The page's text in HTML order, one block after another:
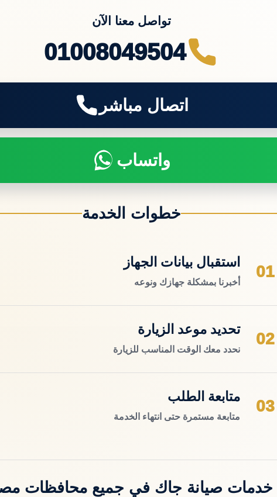
تواصل معنا الآن
01008049504
اتصال مباشر
واتساب
خطوات الخدمة
01
استقبال بيانات الجهاز
أخبرنا بمشكلة جهازك ونوعه
02
تحديد موعد الزيارة
نحدد معك الوقت المناسب للزيارة
03
متابعة الطلب
متابعة مستمرة حتى انتهاء الخدمة
خدمات صيانة جاك في جميع محافظات